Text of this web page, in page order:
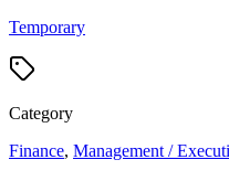
Temporary
Category
Finance, Management /